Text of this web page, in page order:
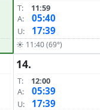
T:
11:59
A:
05:40
U: 17:39
☀ 11:40 (69°)
14.
T:
12:00
A:
05:39
U: 17:39